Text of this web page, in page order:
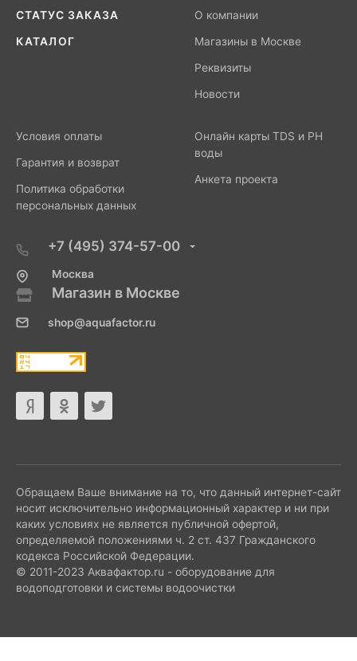
СТАТУС ЗАКАЗА
КАТАЛОГ
О компании
Магазины в Москве
Реквизиты
Новости
Условия оплаты
Гарантия и возврат
Политика обработки
персональных данных
Онлайн карты TDS и PH
воды
Анкета проекта
+7 (495) 374-57-00
Москва
Магазин в Москве
shop@aquafactor.ru
Обращаем Ваше внимание на то, что данный интернет-сайт
носит исключительно информационный характер и ни при
каких условиях не является публичной офертой,
определяемой положениями ч. 2 ст. 437 Гражданского
кодекса Российской Федерации.
© 2011-2023 Аквафактор.ru - оборудование для
водоподготовки и системы водоочистки